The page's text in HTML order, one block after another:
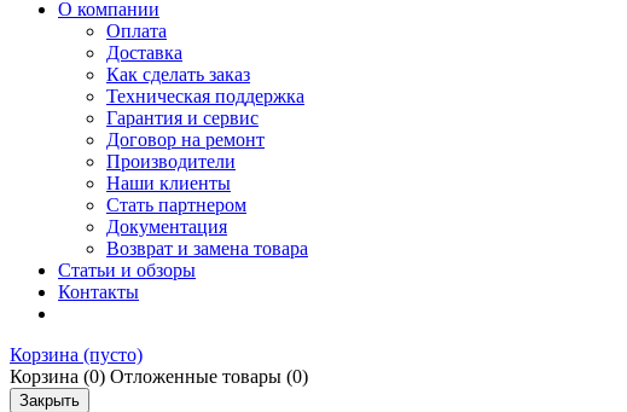
О компании
Оплата
Доставка
Как сделать заказ
Техническая поддержка
Гарантия и сервис
Договор на ремонт
Производители
Наши клиенты
Стать партнером
Документация
Возврат и замена товара
Статьи и обзоры
Контакты
Корзина (пусто)
Корзина (0) Отложенные товары (0)
Закрыть